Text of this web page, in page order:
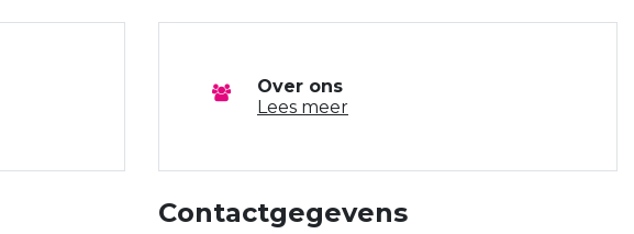
Over ons
Lees meer
Contactgegevens